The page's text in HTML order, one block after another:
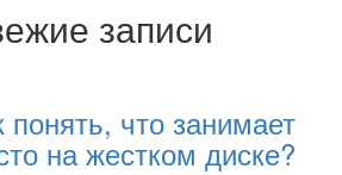
записи
понять, что занимает
на жестком диске?